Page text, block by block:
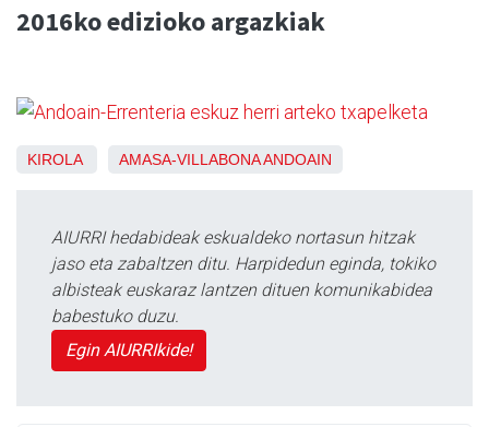
2016ko edizioko argazkiak
KIROLA AMASA-VILLABONAANDOAIN
AIURRI hedabideak eskualdeko nortasun hitzak
jaso eta zabaltzen ditu. Harpidedun eginda, tokiko
albisteak euskaraz lantzen dituen komunikabidea
babestuko duzu.
Egin AIURRIkide!